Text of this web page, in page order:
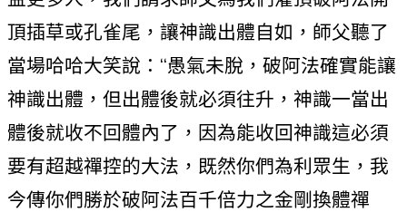
頂插草或孔雀尾，讓神識出體自如，師父聽了
當場哈哈大笑說：“愚氣未脫，破阿法確實能讓
神識出體，但出體後就必須往升，神識一當出
體後就收不回體內了，因為能收回神識這必須
要有超越禪控的大法，既然你們為利眾生，我
今傳你們勝於破阿法百千倍力之金剛換體禪